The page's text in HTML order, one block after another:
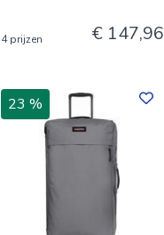
4 prijzen € 147,96
23 %